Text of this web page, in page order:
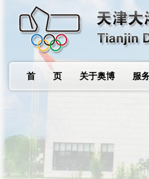
首 页 关于奥博 服